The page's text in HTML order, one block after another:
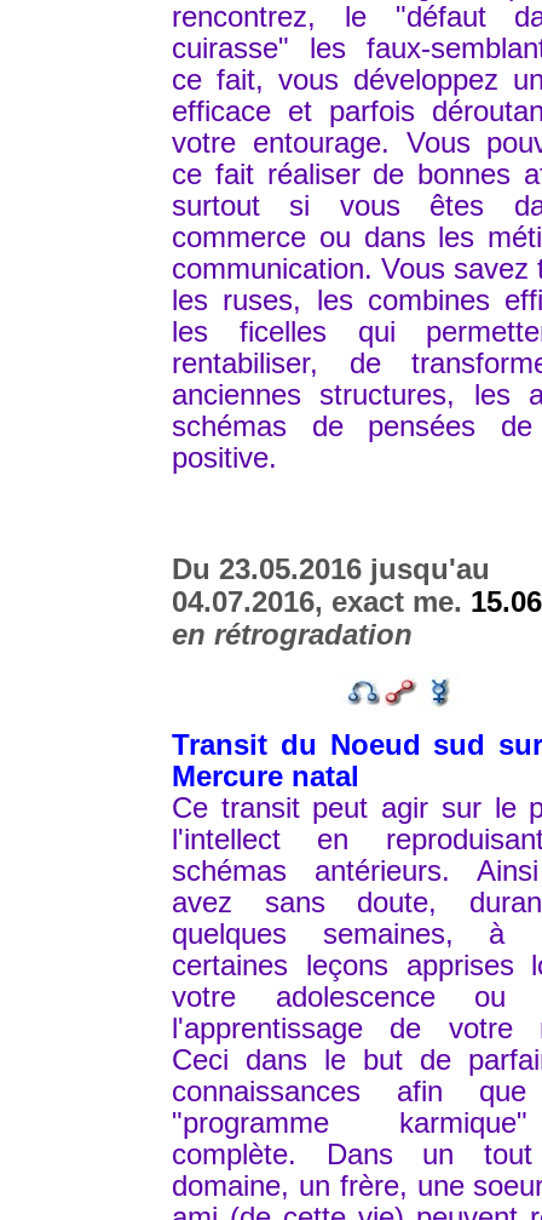
rencontrez, le "défaut
cuirasse" les faux-
ce fait, vous développez
efficace et parfois
votre entourage. Vous
ce fait réaliser de bonnes
surtout si vous êtes
commerce ou dans les
communication. Vous savez
les ruses, les combines
les ficelles qui
rentabiliser, de
anciennes structures, les
schémas de pensées
positive.
Du 23.05.2016 jusqu'au
04.07.2016, exact me.
en rétrogradation
Transit du Noeud sud
Mercure natal
Ce transit peut agir sur le
l'intellect en
schémas antérieurs.
avez sans doute,
quelques semaines, à
certaines leçons apprises
votre adolescence ou
l'apprentissage de votre
Ceci dans le but de
connaissances afin
"programme
complète. Dans un
domaine, un frère, une